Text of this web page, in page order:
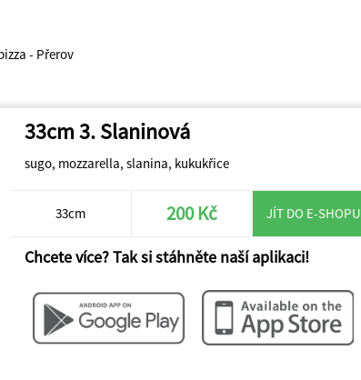
33cm 3. Slaninová
sugo, mozzarella, slanina, kukukřice
33cm 200 Kč JÍT DO E-SHOPU
Chcete více? Tak si stáhněte naší aplikaci!